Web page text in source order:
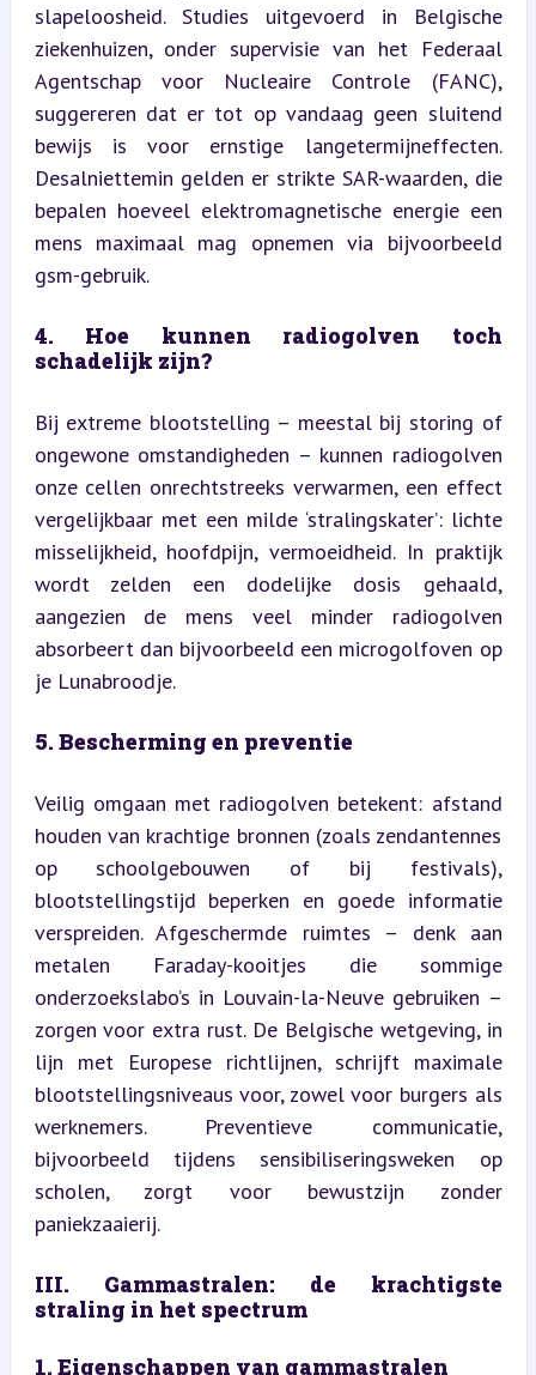
slapeloosheid. Studies uitgevoerd in Belgische
ziekenhuizen, onder supervisie van het Federaal
Agentschap voor Nucleaire Controle (FANC),
suggereren dat er tot op vandaag geen sluitend
bewijs is voor ernstige langetermijneffecten.
Desalniettemin gelden er strikte SAR-waarden, die
bepalen hoeveel elektromagnetische energie een
mens maximaal mag opnemen via bijvoorbeeld
gsm-gebruik.
4. Hoe kunnen radiogolven toch
schadelijk zijn?
Bij extreme blootstelling – meestal bij storing of
ongewone omstandigheden – kunnen radiogolven
onze cellen onrechtstreeks verwarmen, een effect
vergelijkbaar met een milde ‘stralingskater’: lichte
misselijkheid, hoofdpijn, vermoeidheid. In praktijk
wordt zelden een dodelijke dosis gehaald,
aangezien de mens veel minder radiogolven
absorbeert dan bijvoorbeeld een microgolfoven op
je Lunabroodje.
5. Bescherming en preventie
Veilig omgaan met radiogolven betekent: afstand
houden van krachtige bronnen (zoals zendantennes
op schoolgebouwen of bij festivals),
blootstellingstijd beperken en goede informatie
verspreiden. Afgeschermde ruimtes – denk aan
metalen Faraday-kooitjes die sommige
onderzoekslabo’s in Louvain-la-Neuve gebruiken –
zorgen voor extra rust. De Belgische wetgeving, in
lijn met Europese richtlijnen, schrijft maximale
blootstellingsniveaus voor, zowel voor burgers als
werknemers. Preventieve communicatie,
bijvoorbeeld tijdens sensibiliseringsweken op
scholen, zorgt voor bewustzijn zonder
paniekzaaierij.
III. Gammastralen: de krachtigste
straling in het spectrum
1. Eigenschappen van gammastralen